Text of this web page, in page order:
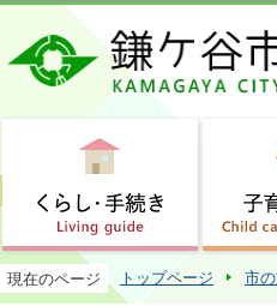
現在のページ トップページ 市